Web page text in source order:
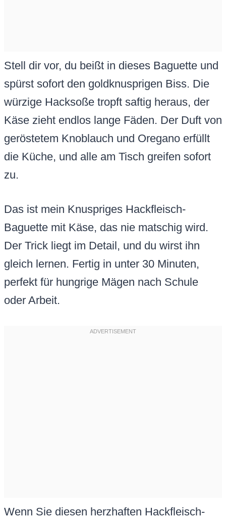
Stell dir vor, du beißt in dieses Baguette und
spürst sofort den goldknusprigen Biss. Die
würzige Hacksoße tropft saftig heraus, der
Käse zieht endlos lange Fäden. Der Duft von
geröstetem Knoblauch und Oregano erfüllt
die Küche, und alle am Tisch greifen sofort
zu.
Das ist mein Knuspriges Hackfleisch-
Baguette mit Käse, das nie matschig wird.
Der Trick liegt im Detail, und du wirst ihn
gleich lernen. Fertig in unter 30 Minuten,
perfekt für hungrige Mägen nach Schule
oder Arbeit.
Wenn Sie diesen herzhaften Hackfleisch-